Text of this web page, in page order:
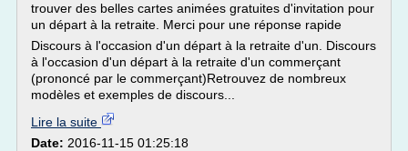
trouver des belles cartes animées gratuites d'invitation pour
un départ à la retraite. Merci pour une réponse rapide
Discours à l'occasion d'un départ à la retraite d'un. Discours
à l'occasion d'un départ à la retraite d'un commerçant
(prononcé par le commerçant)Retrouvez de nombreux
modèles et exemples de discours...
Lire la suite
Date: 2016-11-15 01:25:18